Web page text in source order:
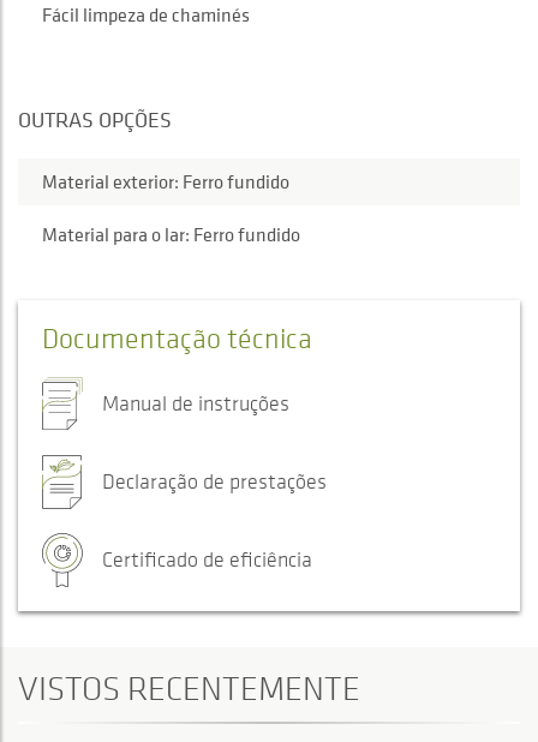
Fácil limpeza de chaminés
OUTRAS OPÇÕES
Material exterior: Ferro fundido
Material para o lar: Ferro fundido
Documentação técnica
Manual de instruções
Declaração de prestações
Certificado de eficiência
VISTOS RECENTEMENTE